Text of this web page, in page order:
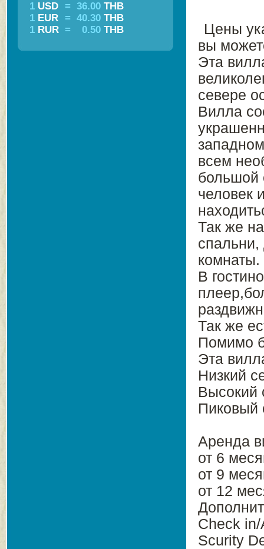
1 USD = 36.00 THB
1 EUR = 40.30 THB
1 RUR = 0.50 THB
Цены
вы
Эта
севере
Вилла
всем
большой
человек
Так же
комнаты.
В
Так же
Помимо
Эта
Низкий
Высокий
Пиковый
Аренда
от 6
от 9
от 12
Check
Scurity